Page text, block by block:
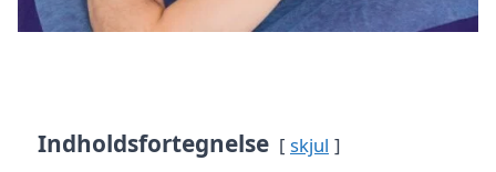
Indholdsfortegnelse skjul